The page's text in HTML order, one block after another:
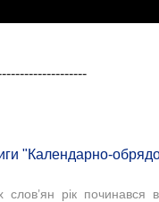
"Календарно-
слов’ян рік починався